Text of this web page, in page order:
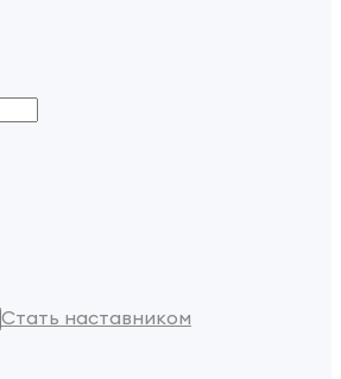
Стать наставником